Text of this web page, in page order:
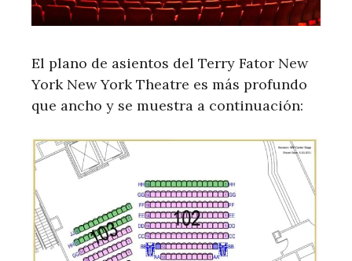
El plano de asientos del Terry Fator New
York New York Theatre es más profundo
que ancho y se muestra a continuación: